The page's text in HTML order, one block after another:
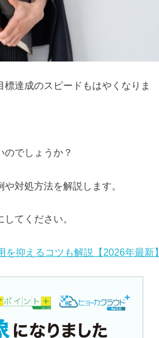
達成のスピードもはやくなりま
でしょうか？
対処方法を解説します。
てください。
抑えるコツも解説【2026年最新】